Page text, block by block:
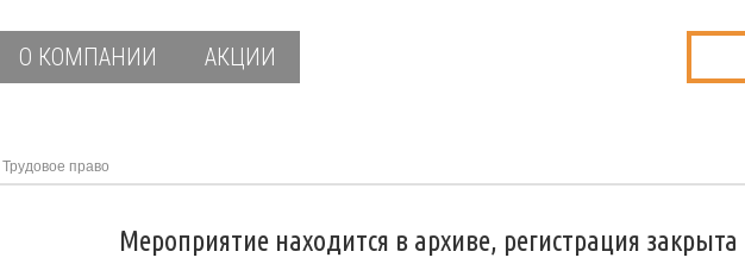
О КОМПАНИИ
АКЦИИ
Трудовое право
Мероприятие находится в архиве, регистрация закрыта